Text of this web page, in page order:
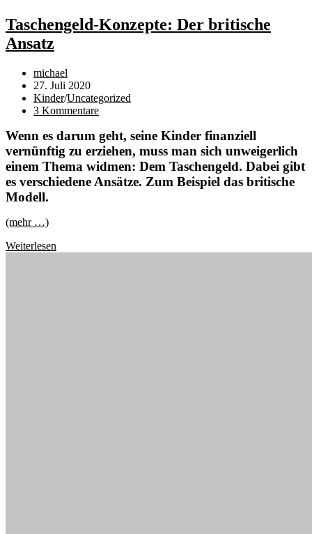
Taschengeld-Konzepte: Der britische
Ansatz
Beitrags-
Autor:
michael
Beitrag
veröffentlicht:
27. Juli 2020
Beitrags-
Kategorie:
Kinder/Uncategorized
Beitrags-
3 Kommentare
Wenn es darum geht, seine Kinder finanziell
vernünftig zu erziehen, muss man sich unweigerlich
einem Thema widmen: Dem Taschengeld. Dabei gibt
es verschiedene Ansätze. Zum Beispiel das britische
Modell.
(mehr …)
Weiterlesen